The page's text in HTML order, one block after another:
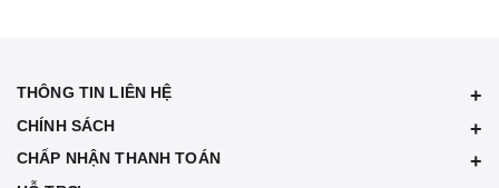
THÔNG TIN LIÊN HỆ
CHÍNH SÁCH
CHẤP NHẬN THANH TOÁN